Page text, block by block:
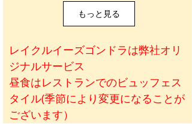
もっと見る
レイクルイーズゴンドラは弊社オリ
ジナルサービス
昼食はレストランでのビュッフェス
タイル(季節により変更になることが
ございます）